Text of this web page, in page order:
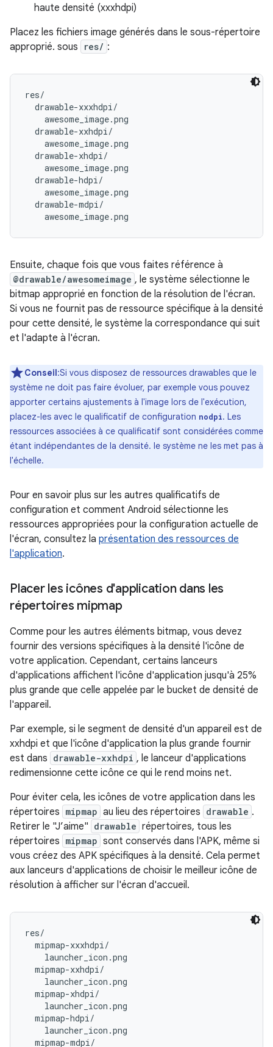
haute densité (xxxhdpi)
Placez les fichiers image générés dans le sous-répertoire
approprié. sous
res/ :
res/
  drawable-xxxhdpi/
    awesome_image.png
  drawable-xxhdpi/
    awesome_image.png
  drawable-xhdpi/
    awesome_image.png
  drawable-hdpi/
    awesome_image.png
  drawable-mdpi/
Ensuite, chaque fois que vous faites référence à
@drawable/awesomeimage , le système sélectionne le
bitmap approprié en fonction de la résolution de l'écran.
Si vous ne fournit pas de ressource spécifique à la densité
pour cette densité, le système la correspondance qui suit
et l'adapte à l'écran.
Conseil:Si vous disposez de ressources drawables que le
système ne doit pas faire évoluer, par exemple vous pouvez
apporter certains ajustements à l'image lors de l'exécution,
placez-les avec le qualificatif de configuration nodpi. Les
ressources associées à ce qualificatif sont considérées comme
étant indépendantes de la densité. le système ne les met pas à
l'échelle.
Pour en savoir plus sur les autres qualificatifs de
configuration et comment Android sélectionne les
ressources appropriées pour la configuration actuelle de
l'écran, consultez la présentation des ressources de
l'application.
Placer les icônes d'application dans les
répertoires mipmap
Comme pour les autres éléments bitmap, vous devez
fournir des versions spécifiques à la densité l'icône de
votre application. Cependant, certains lanceurs
d'applications affichent l'icône d'application jusqu'à 25%
plus grande que celle appelée par le bucket de densité de
l'appareil.
Par exemple, si le segment de densité d'un appareil est de
xxhdpi et que l'icône d'application la plus grande fournir
est dans drawable-xxhdpi , le lanceur d'applications
redimensionne cette icône ce qui le rend moins net.
Pour éviter cela, les icônes de votre application dans les
répertoires mipmap au lieu des répertoires drawable .
Retirer le "J’aime" drawable répertoires, tous les
répertoires mipmap sont conservés dans l'APK, même si
vous créez des APK spécifiques à la densité. Cela permet
aux lanceurs d'applications de choisir le meilleur icône de
résolution à afficher sur l'écran d'accueil.
res/
  mipmap-xxxhdpi/
    launcher_icon.png
  mipmap-xxhdpi/
    launcher_icon.png
  mipmap-xhdpi/
    launcher_icon.png
  mipmap-hdpi/
    launcher_icon.png
  mipmap-mdpi/